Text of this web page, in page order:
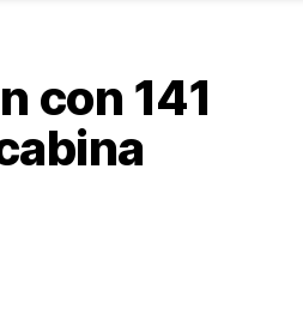
con 141